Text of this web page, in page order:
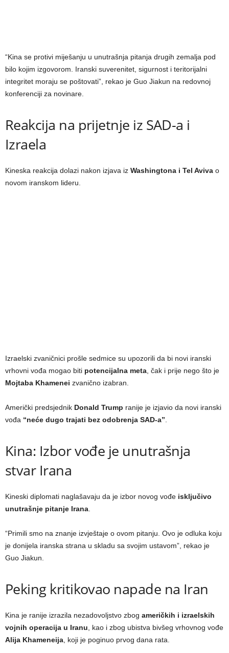
“Kina se protivi miješanju u unutrašnja pitanja drugih zemalja pod
bilo kojim izgovorom. Iranski suverenitet, sigurnost i teritorijalni
integritet moraju se poštovati”, rekao je Guo Jiakun na redovnoj
konferenciji za novinare.
Reakcija na prijetnje iz SAD-a i
Izraela
Kineska reakcija dolazi nakon izjava iz Washingtona i Tel Aviva o
novom iranskom lideru.
Izraelski zvaničnici prošle sedmice su upozorili da bi novi iranski
vrhovni vođa mogao biti potencijalna meta , čak i prije nego što je
Mojtaba Khamenei zvanično izabran.
Američki predsjednik Donald Trump ranije je izjavio da novi iranski
vođa “neće dugo trajati bez odobrenja SAD-a”
Kina: Izbor vođe je unutrašnja
stvar Irana
Kineski diplomati naglašavaju da je izbor novog vođe isključivo
unutrašnje pitanje Irana
“Primili smo na znanje izvještaje o ovom pitanju. Ovo je odluka koju
je donijela iranska strana u skladu sa svojim ustavom”, rekao je
Guo Jiakun.
Peking kritikovao napade na Iran
Kina je ranije izrazila nezadovoljstvo zbog američkih i izraelskih
vojnih operacija u Iranu , kao i zbog ubistva bivšeg vrhovnog vođe
Alija Khameneija , koji je poginuo prvog dana rata.